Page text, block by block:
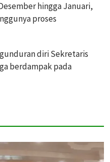
hingga Januari,
proses
diri Sekretaris
berdampak pada